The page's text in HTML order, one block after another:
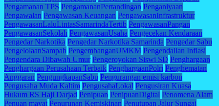
Pengamanan TPS PengamananPertandingan Penganiyaan
Pengawalan Pengawasan Keuangan PengawasanInfrastruktur
PengawasanLaluLintasSamarindaTertib PengawasanPangan
PengawasanSekolah PengawasanUsaha Pengecekan Kendaraan
Pengedar Narkotika Pengedar Narkotika Samarinda Pengedar Sabu
PengelolaanSampah PengembanganUMKM Pengendalian Inflasi
Pengendara Dibawah Umur Pengeroyokan Siswi SD Penghargaan
Penghargaan Perusahaan Terbaik PenghargaanPolri Penghematan
Anggaran PengungkapanSabu Pengurangan emisi karbon
Pengusaha Muda Kaltim PengusahaLokal Pengusiran Kuasa
Hukum RS Haji Darjad Penipuan PenipuanDigital Penomena Alam
Penuan mayat Penurunan Kemiskinan Penutupan Jalur Sungai